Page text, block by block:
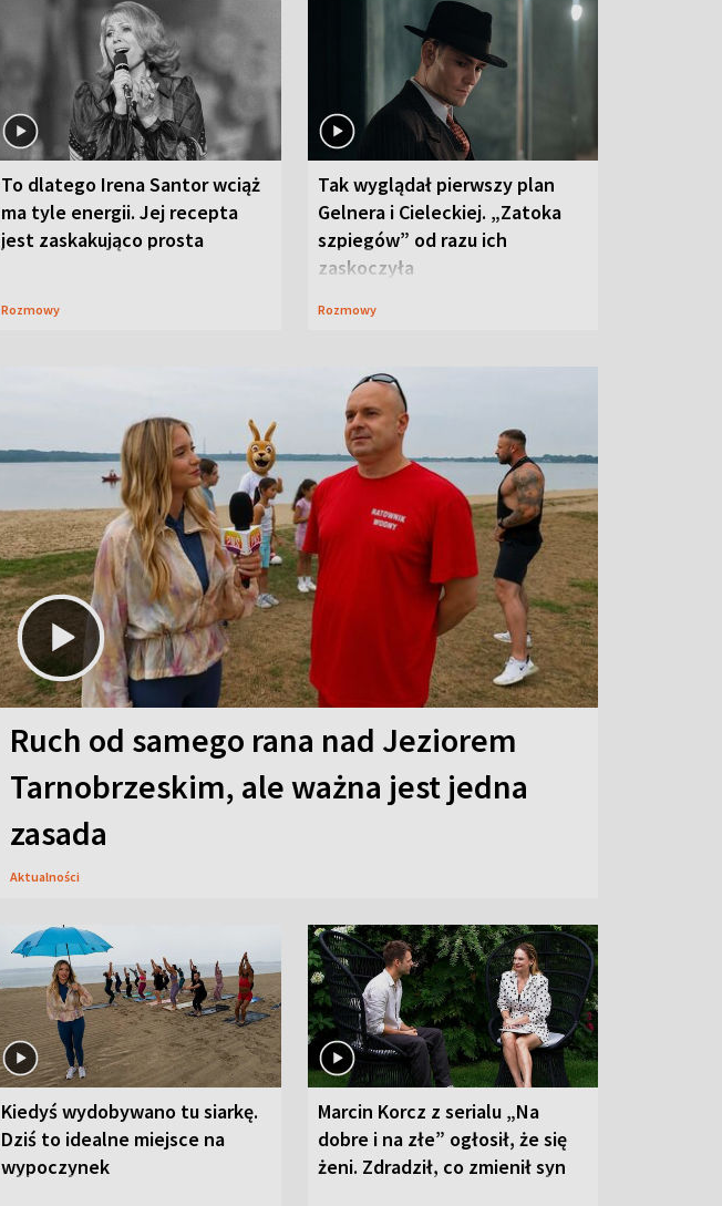
To dlatego Irena Santor wciąż
ma tyle energii. Jej recepta
jest zaskakująco prosta
Rozmowy
Tak wyglądał pierwszy plan
Gelnera i Cieleckiej. „Zatoka
szpiegów” od razu ich
zaskoczyła
Rozmowy
Ruch od samego rana nad Jeziorem
Tarnobrzeskim, ale ważna jest jedna
zasada
Aktualności
Kiedyś wydobywano tu siarkę.
Dziś to idealne miejsce na
wypoczynek
Marcin Korcz z serialu „Na
dobre i na złe” ogłosił, że się
żeni. Zdradził, co zmienił syn